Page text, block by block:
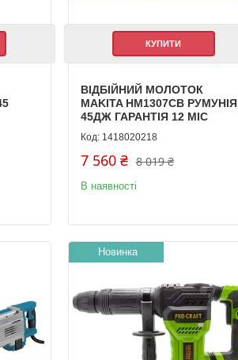
КУПИТИ
ВІДБІЙНИЙ МОЛОТОК
MAKITA HM1307CB РУМУНІЯ
45ДЖ ГАРАНТІЯ 12 МІС
1418020218
8 019 ₴
7 560 ₴
В наявності
Новинка